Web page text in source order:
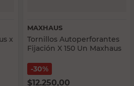
x
MAXHAUS
Tornillos Autoperforantes
Fijación X 150 Un Maxhaus
30%
$12.250,00